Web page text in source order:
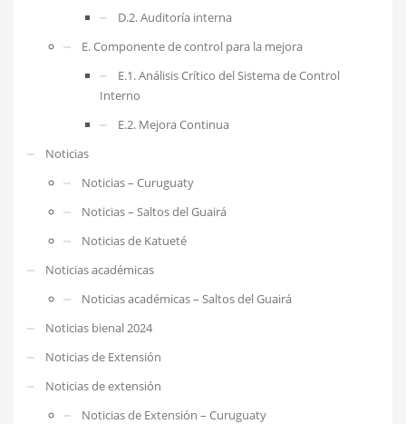
D.2. Auditoría interna
E. Componente de control para la mejora
E.1. Análisis Crítico del Sistema de Control
Interno
E.2. Mejora Continua
Noticias
Noticias – Curuguaty
Noticias – Saltos del Guairá
Noticias de Katueté
Noticias académicas
Noticias académicas – Saltos del Guairá
Noticias bienal 2024
Noticias de Extensión
Noticias de extensión
Noticias de Extensión – Curuguaty